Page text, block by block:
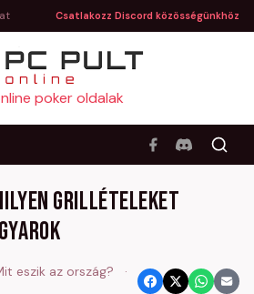
Csatlakozz Discord közösségünkhöz
grillételeket
eszik az ország?
·